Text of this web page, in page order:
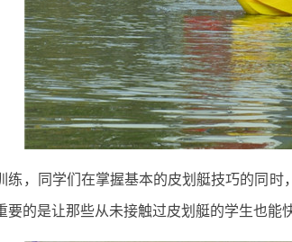
同学们在掌握基本的皮划艇技巧的同时
要的是让那些从未接触过皮划艇的学生也能